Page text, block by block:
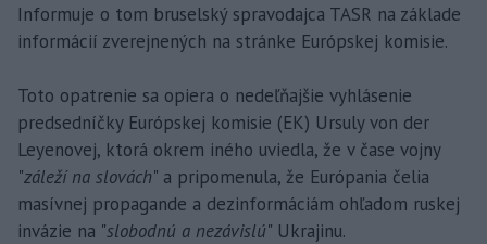
Informuje o tom bruselský spravodajca TASR na základe
informácií zverejnených na stránke Európskej komisie.
Toto opatrenie sa opiera o nedeľňajšie vyhlásenie
predsedníčky Európskej komisie (EK) Ursuly von der
Leyenovej, ktorá okrem iného uviedla, že v čase vojny
"záleží na slovách" a pripomenula, že Európania čelia
masívnej propagande a dezinformáciám ohľadom ruskej
invázie na "slobodnú a nezávislú" Ukrajinu.